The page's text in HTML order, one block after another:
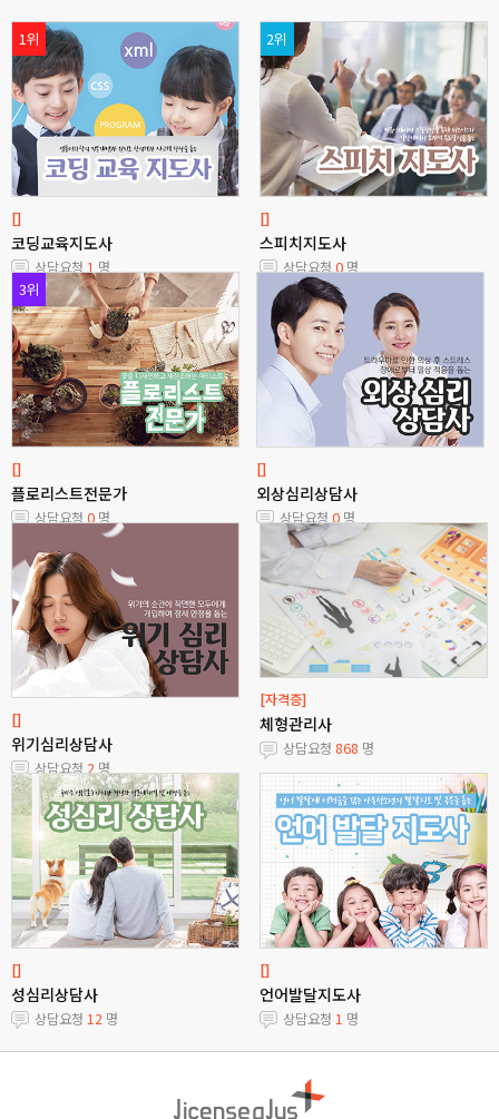
1위
[]
코딩교육지도사
상담요청 1 명
2위
[]
스피치지도사
상담요청 0명
3위
[]
플로리스트전문가
상담요청 0 명
[]
외상심리상담사
상담요청 0명
[]
위기심리상담사
상담요청 2 명
[자격증]
체형관리사
상담요청 868 명
[]
성심리상담사
상담요청 12 명
[]
언어발달지도사
상담요청 1 명